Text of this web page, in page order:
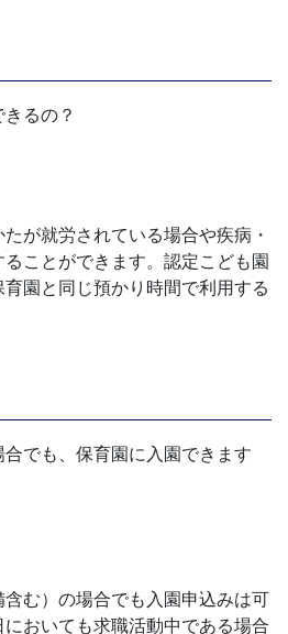
るの？
が就労されている場合や疾病・
ことができます。認定こども園
園と同じ預かり時間で利用する
でも、保育園に入園できます
む）の場合でも入園申込みは可
おいても求職活動中である場合